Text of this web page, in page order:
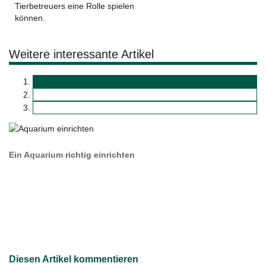
Tierbetreuers eine Rolle spielen
können.
Weitere interessante Artikel
Ein Aquarium richtig einrichten
Diesen Artikel kommentieren